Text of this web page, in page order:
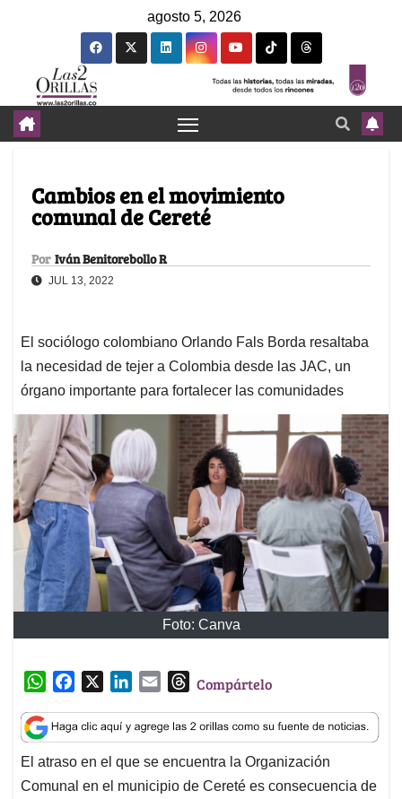
agosto 5, 2026
Cambios en el movimiento
comunal de Cereté
Por Iván Benitorebollo R
JUL 13, 2022
El sociólogo colombiano Orlando Fals Borda resaltaba
la necesidad de tejer a Colombia desde las JAC, un
órgano importante para fortalecer las comunidades
Foto: Canva
W
a
t
s
A
c
e
b
o
n
k
e
d
a
i
l
T
r
e
a
d
Compártelo
El atraso en el que se encuentra la Organización
Comunal en el municipio de Cereté es consecuencia de